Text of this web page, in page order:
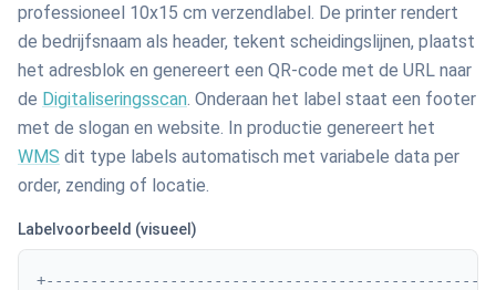
professioneel 10x15 cm verzendlabel. De printer rendert
de bedrijfsnaam als header, tekent scheidingslijnen, plaatst
het adresblok en genereert een QR-code met de URL naar
de Digitaliseringsscan. Onderaan het label staat een footer
met de slogan en website. In productie genereert het
WMS dit type labels automatisch met variabele data per
order, zending of locatie.
Labelvoorbeeld (visueel)
+--------------------------------------------------+